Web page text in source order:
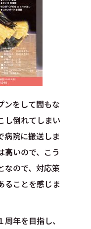
ンをして間もな
し倒れてしまい
病院に搬送しま
高いので、こう
なので、対応策
ることを感じま
年を目指し、